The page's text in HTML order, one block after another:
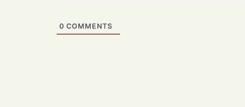
0 COMMENTS